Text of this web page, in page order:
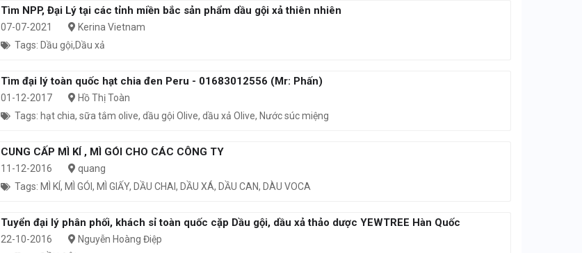
Tìm NPP, Đại Lý tại các tỉnh miền bắc sản phẩm dầu gội xả thiên nhiên
07-07-2021
Kerina Vietnam
Tags: Dầu gội,Dầu xả
Tìm đại lý toàn quốc hạt chia đen Peru - 01683012556 (Mr: Phấn)
01-12-2017
Hồ Thị Toàn
Tags: hạt chia, sữa tắm olive, dầu gội Olive, dầu xả Olive, Nước súc miệng
CUNG CẤP MÌ KÍ , MÌ GÓI CHO CÁC CÔNG TY
11-12-2016
quang
Tags: MÌ KÍ, MÌ GÓI, MÌ GIẤY, DẦU CHAI, DẦU XÁ, DẦU CAN, DÀU VOCA
Tuyển đại lý phân phối, khách sỉ toàn quốc cặp Dầu gội, dầu xả thảo dược YEWTREE Hàn Quốc
22-10-2016
Nguyễn Hoàng Điệp